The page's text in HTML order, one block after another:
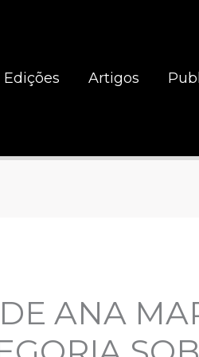
Edições Artigos
ANA